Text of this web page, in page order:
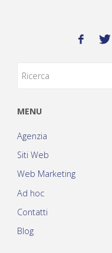
MENU
Agenzia
Siti Web
Web Marketing
Ad hoc
Contatti
Blog